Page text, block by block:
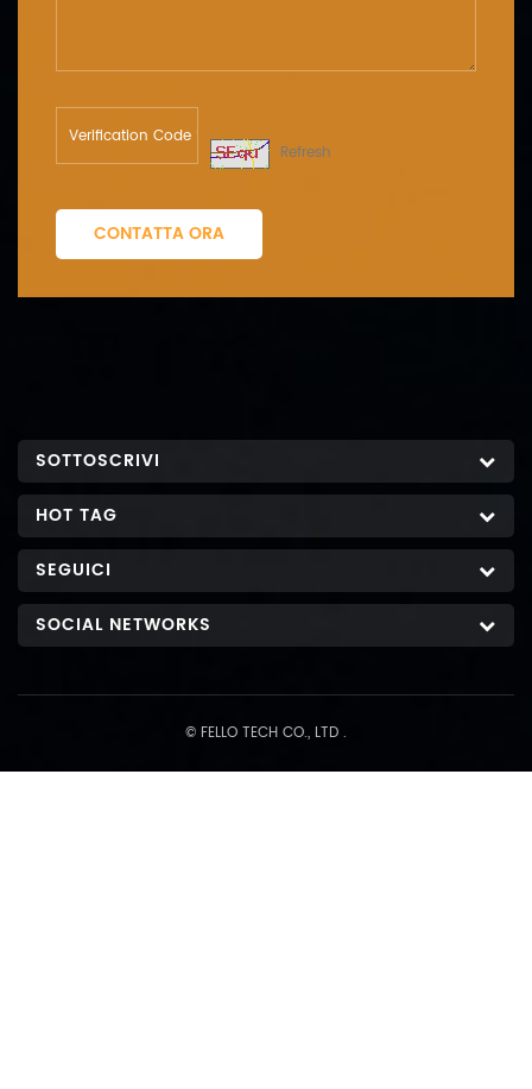
Refresh
CONTATTA ORA
SOTTOSCRIVI
HOT TAG
SEGUICI
SOCIAL NETWORKS
© FELLO TECH CO., LTD .